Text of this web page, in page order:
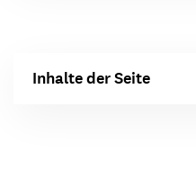
Inhalte der Seite